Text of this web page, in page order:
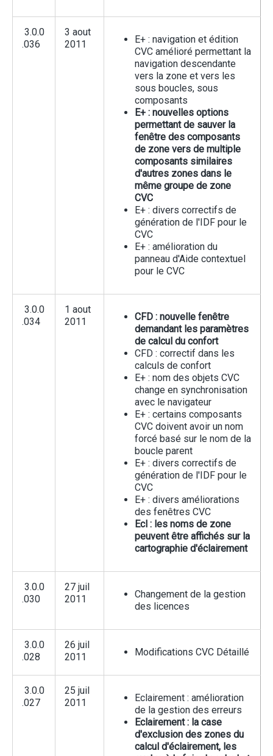
3.0.0
.036
3 aout
2011
E+ : navigation et édition
CVC amélioré permettant la
navigation descendante
vers la zone et vers les
sous boucles, sous
composants
E+ : nouvelles options
permettant de sauver la
fenêtre des composants
de zone vers de multiple
composants similaires
d'autres zones dans le
même groupe de zone
CVC
E+ : divers correctifs de
génération de l'IDF pour le
CVC
E+ : amélioration du
panneau d'Aide contextuel
pour le CVC
3.0.0
.034
1 aout
2011
CFD : nouvelle fenêtre
demandant les paramètres
de calcul du confort
CFD : correctif dans les
calculs de confort
E+ : nom des objets CVC
change en synchronisation
avec le navigateur
E+ : certains composants
CVC doivent avoir un nom
forcé basé sur le nom de la
boucle parent
E+ : divers correctifs de
génération de l'IDF pour le
CVC
E+ : divers améliorations
des fenêtres CVC
Ecl : les noms de zone
peuvent être affichés sur la
cartographie d'éclairement
3.0.0
.030
27 juil
2011
Changement de la gestion
des licences
3.0.0
.028
26 juil
2011
Modifications CVC Détaillé
3.0.0
.027
25 juil
2011
Eclairement : amélioration
de la gestion des erreurs
Eclairement : la case
d'exclusion des zones du
calcul d'éclairement, les